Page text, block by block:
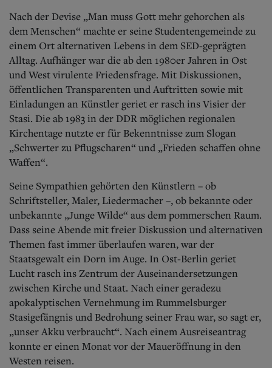
Nach der Devise „Man muss Gott mehr gehorchen als
dem Menschen“ machte er seine Studentengemeinde zu
einem Ort alternativen Lebens in dem SED-geprägten
Alltag. Aufhänger war die ab den 1980er Jahren in Ost
und West virulente Friedensfrage. Mit Diskussionen,
öffentlichen Transparenten und Auftritten sowie mit
Einladungen an Künstler geriet er rasch ins Visier der
Stasi. Die ab 1983 in der DDR möglichen regionalen
Kirchentage nutzte er für Bekenntnisse zum Slogan
„Schwerter zu Pflugscharen“ und „Frieden schaffen ohne
Waffen“.
Seine Sympathien gehörten den Künstlern – ob
Schriftsteller, Maler, Liedermacher –, ob bekannte oder
unbekannte „Junge Wilde“ aus dem pommerschen Raum.
Dass seine Abende mit freier Diskussion und alternativen
Themen fast immer überlaufen waren, war der
Staatsgewalt ein Dorn im Auge. In Ost-Berlin geriet
Lucht rasch ins Zentrum der Auseinandersetzungen
zwischen Kirche und Staat. Nach einer geradezu
apokalyptischen Vernehmung im Rummelsburger
Stasigefängnis und Bedrohung seiner Frau war, so sagt er,
„unser Akku verbraucht“. Nach einem Ausreiseantrag
konnte er einen Monat vor der Maueröffnung in den
Westen reisen.